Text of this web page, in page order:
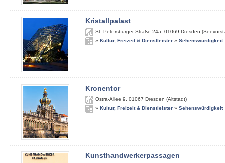
Kristallpalast
St. Petersburger Straße 24a 01069 Dresden
» Kultur, Freizeit & Dienstleister » Sehenswürdigkeit
Kronentor
Ostra-Allee 9 01067 Dresden (Altstadt)
» Kultur, Freizeit & Dienstleister » Sehenswürdigkeit
Kunsthandwerkerpassagen